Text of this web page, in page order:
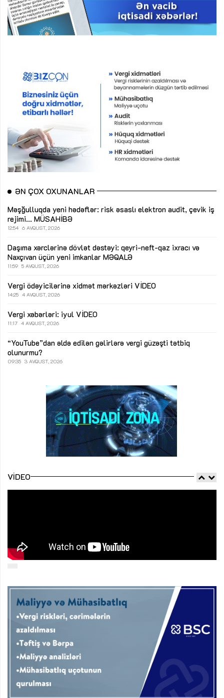
ƏN ÇOX OXUNANLAR
Məşğulluqda yeni hədəflər: risk əsaslı elektron audit, çevik iş
rejimi... MÜSAHİBƏ
12:54 6 AVQUST, 2026
Daşıma xərclərinə dövlət dəstəyi: qeyri-neft-qaz ixracı və
Naxçıvan üçün yeni imkanlar MƏQALƏ
11:59 5 AVQUST, 2026
Vergi ödəyicilərinə xidmət mərkəzləri VİDEO
14:25 4 AVQUST, 2026
Vergi xəbərləri: iyul VİDEO
11:17 4 AVQUST, 2026
“YouTube”dan əldə edilən gəlirlərə vergi güzəşti tətbiq
olunurmu?
09:35 3 AVQUST, 2026
VIDEO